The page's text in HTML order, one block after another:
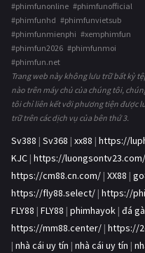
#phimfunonline #phimfunofficial
#phimfunhd #phimfunvietsub
#phimfunmienphi #xemphimfun
#phimfun2026 #phimfunmoi
#phimfun.net
Trang web này không lưu trữ bất kỳ
nào trên máy chủ của chúng tôi,
tôi chỉ liên kết với phương tiện được
trữ trên các dịch vụ của bên thứ 3.
Sv388 | Sv368 | xx88 | https://
KJC | https://luongsontv23.com/
https://cm88.cn.com/ | XX88 |
https://fly88.select/ | https://
FLY88 | FLY88 | phimhayok | đá
https://mm88.center/ | https://
| nhà cái uy tín | nhà cái uy tín |